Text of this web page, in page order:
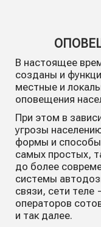
В настоящее
созданы и
местные и
оповещения
При этом в
угрозы
формы и
самых простых,
до более
системы
связи, сети
операторов
и так далее.